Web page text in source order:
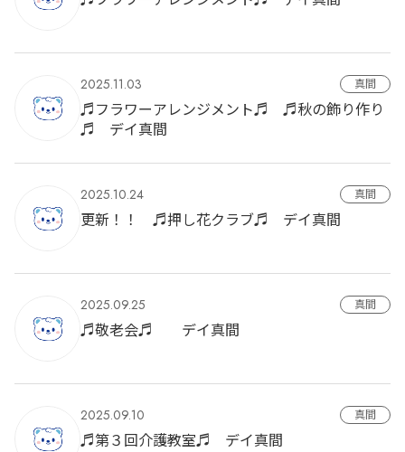
2025.11.03 真間
♬フラワーアレンジメント♬ ♬秋の飾り作り
♬ デイ真間
2025.10.24 真間
更新！！ ♬押し花クラブ♬ デイ真間
2025.09.25 真間
♬敬老会♬ デイ真間
2025.09.10 真間
♬第３回介護教室♬ デイ真間